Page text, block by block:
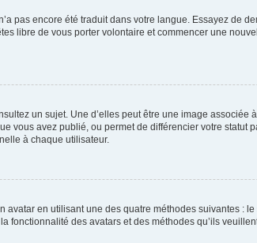
pas encore été traduit dans votre langue. Essayez de
libre de vous porter volontaire et commencer une
un sujet. Une d’elles peut être une image
vous avez publié, ou permet de différencier votre statut
à chaque utilisateur.
en utilisant une des quatre méthodes suivantes :
fonctionnalité des avatars et des méthodes qu’ils